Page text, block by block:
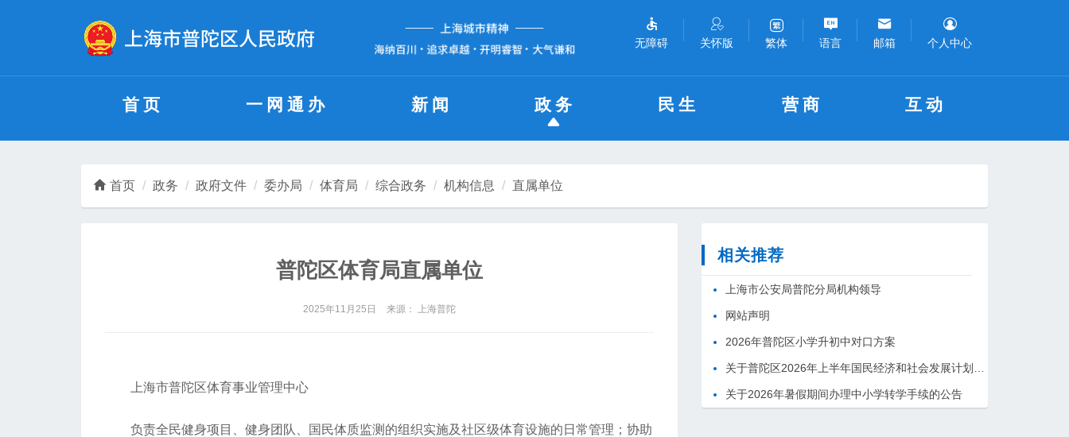
无障碍 关怀版 繁体 语言 邮箱 个人中心
首页 一网通办 新闻 政务 民生 营商 互动
首页 政务 政府文件 委办局 体育局 综合政务 机构信息 直属单位
普陀区体育局直属单位
2025年11月25日 来源： 上海普陀
上海市普陀区体育事业管理中心
负责全民健身项目、健身团队、国民体质监测的组织实施及社区级体育设施的日常管理；协助
相关推荐
上海市公安局普陀分局机构领导
网站声明
2026年普陀区小学升初中对口方案
关于2026年暑假期间办理中小学转学手续的公告